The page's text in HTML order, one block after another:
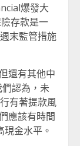
爆發大
存款是一
末監管措施
還有其他中
認為，未
有著提款風
應該有時間
金水平。